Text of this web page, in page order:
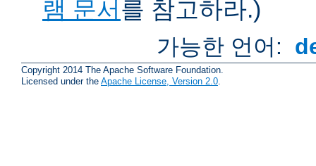
램 문서를 참고하라.)
가능한 언어:
Copyright 2014 The Apache Software Foundation.
Licensed under the Apache License, Version 2.0.